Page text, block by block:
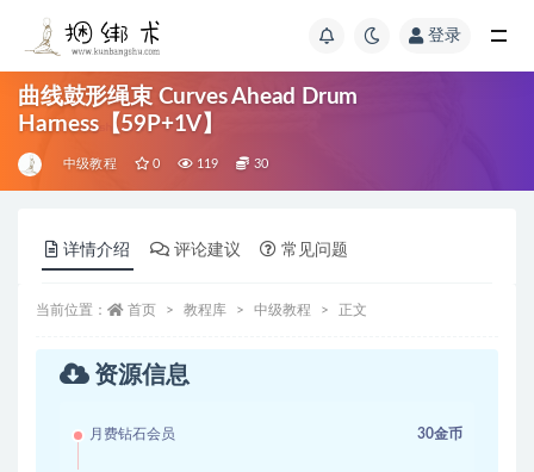
登录
曲线鼓形绳束 Curves Ahead Drum
Harness【59P+1V】
中级教程 0 119 30
详情介绍 评论建议 常见问题
当前位置： 首页 教程库 中级教程 正文
资源信息
月费钻石会员 30金币